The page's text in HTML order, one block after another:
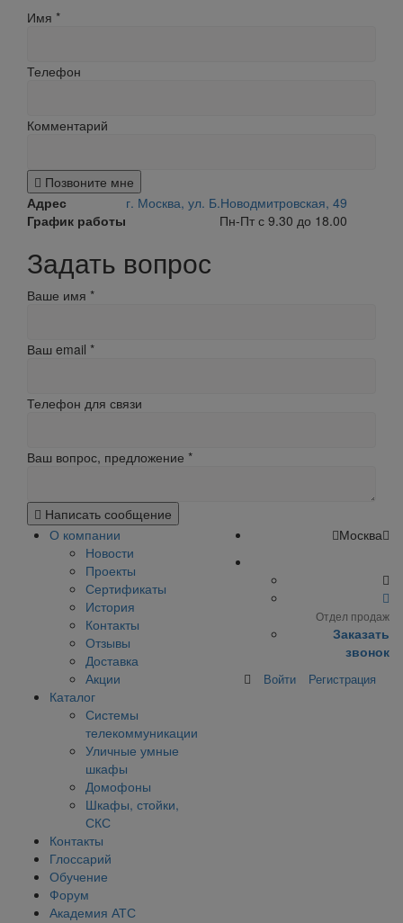
Имя *
Телефон
Комментарий
Позвоните мне
Адрес
г. Москва, ул. Б.Новодмитровская, 49
График работы
Пн-Пт с 9.30 до 18.00
Задать вопрос
Ваше имя *
Ваш email *
Телефон для связи
Ваш вопрос, предложение *
Написать сообщение
О компании
Новости
Проекты
Сертификаты
История
Контакты
Отзывы
Доставка
Акции
Каталог
Системы
телекоммуникации
Уличные умные
шкафы
Домофоны
Шкафы, стойки,
СКС
Контакты
Глоссарий
Обучение
Форум
Академия АТС
Москва
Отдел продаж
Заказать
звонок
Войти Регистрация